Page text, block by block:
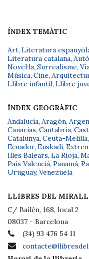
ÍNDEX TEMÀTIC
Art, Literatura
Literatura catalana,
Novel·la, Surrealisme,
Música, Cine,
Llibre infantil, Llibre
ÍNDEX GEOGRÀFIC
Andalucía, Aragón,
Canarias, Cantabria,
Catalunya, Ceuta-Melilla,
Ecuador, Euskadi,
Illes Balears, La Rioja,
País Valencià, Panamá,
Uruguay, Venezuela
LLIBRES DEL MIRALL
C/ Bailèn, 168, local 2
08037 - Barcelona
(34) 93 476 54 11